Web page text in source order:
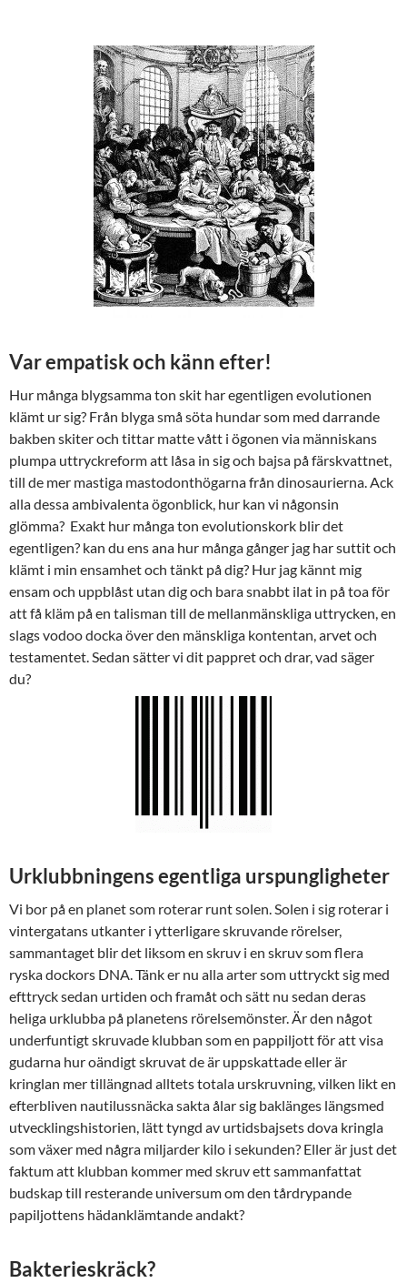
Var empatisk och känn efter!
Hur många blygsamma ton skit har egentligen evolutionen
klämt ur sig? Från blyga små söta hundar som med darrande
bakben skiter och tittar matte vått i ögonen via människans
plumpa uttryckreform att låsa in sig och bajsa på färskvattnet,
till de mer mastiga mastodonthögarna från dinosaurierna. Ack
alla dessa ambivalenta ögonblick, hur kan vi någonsin
glömma? Exakt hur många ton evolutionskork blir det
egentligen? kan du ens ana hur många gånger jag har suttit och
klämt i min ensamhet och tänkt på dig? Hur jag kännt mig
ensam och uppblåst utan dig och bara snabbt ilat in på toa för
att få kläm på en talisman till de mellanmänskliga uttrycken, en
slags vodoo docka över den mänskliga kontentan, arvet och
testamentet. Sedan sätter vi dit pappret och drar, vad säger
du?
Urklubbningens egentliga urspungligheter
Vi bor på en planet som roterar runt solen. Solen i sig roterar i
vintergatans utkanter i ytterligare skruvande rörelser,
sammantaget blir det liksom en skruv i en skruv som flera
ryska dockors DNA. Tänk er nu alla arter som uttryckt sig med
efttryck sedan urtiden och framåt och sätt nu sedan deras
heliga urklubba på planetens rörelsemönster. Är den något
underfuntigt skruvade klubban som en pappiljott för att visa
gudarna hur oändigt skruvat de är uppskattade eller är
kringlan mer tillängnad alltets totala urskruvning, vilken likt en
efterbliven nautilussnäcka sakta ålar sig baklänges längsmed
utvecklingshistorien, lätt tyngd av urtidsbajsets dova kringla
som växer med några miljarder kilo i sekunden? Eller är just det
faktum att klubban kommer med skruv ett sammanfattat
budskap till resterande universum om den tårdrypande
papiljottens hädanklämtande andakt?
Bakterieskräck?